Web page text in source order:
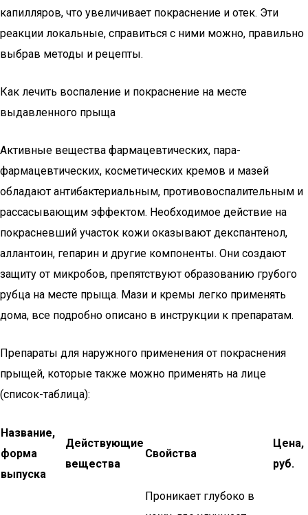
капилляров, что увеличивает покраснение и отек. Эти
реакции локальные, справиться с ними можно, правильно
выбрав методы и рецепты.
Как лечить воспаление и покраснение на месте
выдавленного прыща
Активные вещества фармацевтических, пара-
фармацевтических, косметических кремов и мазей
обладают антибактериальным, противовоспалительным и
рассасывающим эффектом. Необходимое действие на
покрасневший участок кожи оказывают декспантенол,
аллантоин, гепарин и другие компоненты. Они создают
защиту от микробов, препятствуют образованию грубого
рубца на месте прыща. Мази и кремы легко применять
дома, все подробно описано в инструкции к препаратам.
Препараты для наружного применения от покраснения
прыщей, которые также можно применять на лице
(список-таблица):
Название,
форма
выпуска
Действующие
вещества
Свойства
Цена,
руб.
Проникает глубоко в